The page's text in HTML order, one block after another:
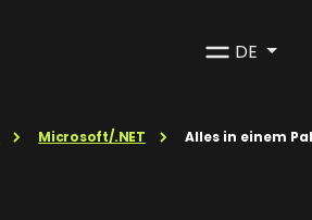
DE
Microsoft/.NET Alles in einem